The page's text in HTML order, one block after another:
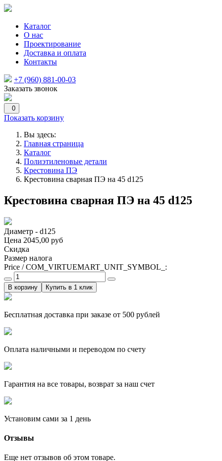
Каталог
О нас
Проектирование
Доставка и оплата
Контакты
+7 (960) 881-00-03
Заказать звонок
0
Показать корзину
Вы здесь:
Главная страница
Каталог
Полиэтиленовые детали
Крестовина ПЭ
Крестовина сварная ПЭ на 45 d125
Крестовина сварная ПЭ на 45 d125
Диаметр - d125
Цена 2045,00 руб
Скидка
Размер налога
Price / COM_VIRTUEMART_UNIT_SYMBOL_:
Купить в 1 клик
Бесплатная доставка при заказе от 500 рублей
Оплата наличными и переводом по счету
Гарантия на все товары, возврат за наш счет
Установим сами за 1 день
Отзывы
Еще нет отзывов об этом товаре.